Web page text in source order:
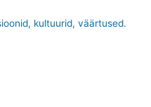
kultuurid, väärtused.